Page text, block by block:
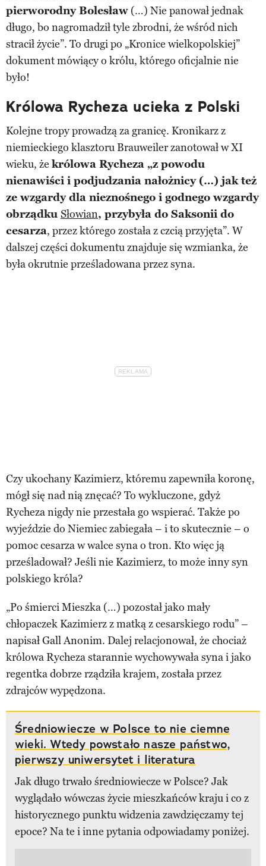
pierworodny Bolesław (…) Nie panował jednak
długo, bo nagromadził tyle zbrodni, że wśród nich
stracił życie”. To drugi po „Kronice wielkopolskiej”
dokument mówiący o królu, którego oficjalnie nie
było!
Królowa Rycheza ucieka z Polski
Kolejne tropy prowadzą za granicę. Kronikarz z
niemieckiego klasztoru Brauweiler zanotował w XI
wieku, że królowa Rycheza „z powodu
nienawiści i podjudzania nałożnicy (…) jak też
ze wzgardy dla nieznośnego i godnego wzgardy
obrządku Słowian, przybyła do Saksonii do
cesarza, przez którego została z czcią przyjęta”. W
dalszej części dokumentu znajduje się wzmianka, że
była okrutnie prześladowana przez syna.
Czy ukochany Kazimierz, któremu zapewniła koronę,
mógł się nad nią znęcać? To wykluczone, gdyż
Rycheza nigdy nie przestała go wspierać. Także po
wyjeździe do Niemiec zabiegała – i to skutecznie – o
pomoc cesarza w walce syna o tron. Kto więc ją
prześladował? Jeśli nie Kazimierz, to może inny syn
polskiego króla?
„Po śmierci Mieszka (…) pozostał jako mały
chłopaczek Kazimierz z matką z cesarskiego rodu” –
napisał Gall Anonim. Dalej relacjonował, że chociaż
królowa Rycheza starannie wychowywała syna i jako
regentka dobrze rządziła krajem, została przez
zdrajców wypędzona.
Średniowiecze w Polsce to nie ciemne
wieki. Wtedy powstało nasze państwo,
pierwszy uniwersytet i literatura
Jak długo trwało średniowiecze w Polsce? Jak
wyglądało wówczas życie mieszkańców kraju i co z
historycznego punktu widzenia zawdzięczamy tej
epoce? Na te i inne pytania odpowiadamy poniżej.